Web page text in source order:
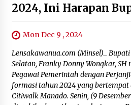
2024, Ini Harapan
Mon Dec 9 , 2024
Lensakawanua.com (Minsel)_
Selatan, Franky Donny Wongkar, SH
Pegawai Pemerintah dengan
formasi tahun 2024 yang bertempat
Citiwalk Manado. Senin, (9